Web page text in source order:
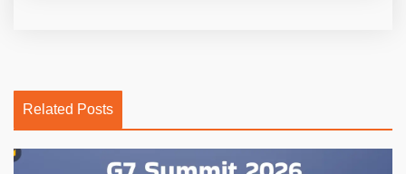
Related Posts